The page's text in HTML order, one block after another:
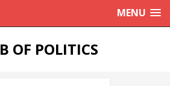
MENU
OF POLITICS